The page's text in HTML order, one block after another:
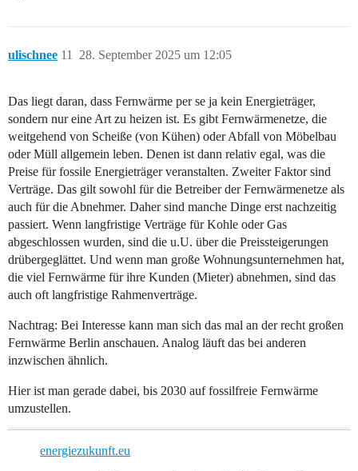
ulischnee 28. September 2025 um 12:05
11
Das liegt daran, dass Fernwärme per se ja kein Energieträger,
sondern nur eine Art zu heizen ist. Es gibt Fernwärmenetze, die
weitgehend von Scheiße (von Kühen) oder Abfall von Möbelbau
oder Müll allgemein leben. Denen ist dann relativ egal, was die
Preise für fossile Energieträger veranstalten. Zweiter Faktor sind
Verträge. Das gilt sowohl für die Betreiber der Fernwärmenetze als
auch für die Abnehmer. Daher sind manche Dinge erst nachzeitig
passiert. Wenn langfristige Verträge für Kohle oder Gas
abgeschlossen wurden, sind die u.U. über die Preissteigerungen
drübergeglättet. Und wenn man große Wohnungsunternehmen hat,
die viel Fernwärme für ihre Kunden (Mieter) abnehmen, sind das
auch oft langfristige Rahmenverträge.
Nachtrag: Bei Interesse kann man sich das mal an der recht großen
Fernwärme Berlin anschauen. Analog läuft das bei anderen
inzwischen ähnlich.
Hier ist man gerade dabei, bis 2030 auf fossilfreie Fernwärme
umzustellen.
energiezukunft.eu